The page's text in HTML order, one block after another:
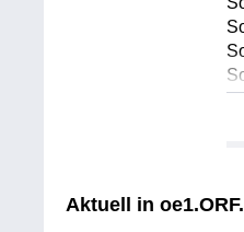
Aktuell in